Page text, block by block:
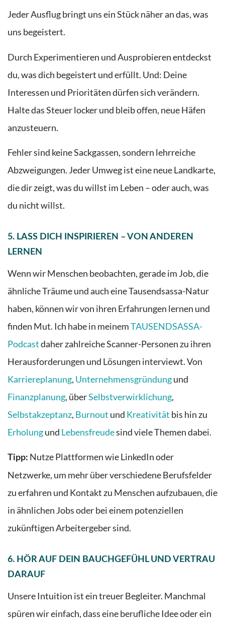
Jeder Ausflug bringt uns ein Stück näher an das, was
uns begeistert.
Durch Experimentieren und Ausprobieren entdeckst
du, was dich begeistert und erfüllt. Und: Deine
Interessen und Prioritäten dürfen sich verändern.
Halte das Steuer locker und bleib offen, neue Häfen
anzusteuern.
Fehler sind keine Sackgassen, sondern lehrreiche
Abzweigungen. Jeder Umweg ist eine neue Landkarte,
die dir zeigt, was du willst im Leben – oder auch, was
du nicht willst.
5. LASS DICH INSPIRIEREN – VON ANDEREN
LERNEN
Wenn wir Menschen beobachten, gerade im Job, die
ähnliche Träume und auch eine Tausendsassa-Natur
haben, können wir von ihren Erfahrungen lernen und
finden Mut. Ich habe in meinemTAUSENDSASSA-
Podcastdaher zahlreiche Scanner-Personen zu ihren
Herausforderungen und Lösungen interviewt. Von
Karriereplanung, Unternehmensgründungund
Finanzplanung, überSelbstverwirklichung,
Selbstakzeptanz, Burnout und Kreativität bis hin zu
Erholungund Lebensfreudesind viele Themen dabei.
Tipp: Nutze Plattformen wie LinkedIn oder
Netzwerke, um mehr über verschiedene Berufsfelder
zu erfahren und Kontakt zu Menschen aufzubauen, die
in ähnlichen Jobs oder bei einem potenziellen
zukünftigen Arbeitergeber sind.
6. HÖR AUF DEIN BAUCHGEFÜHL UND VERTRAU
DARAUF
Unsere Intuition ist ein treuer Begleiter. Manchmal
spüren wir einfach, dass eine berufliche Idee oder ein